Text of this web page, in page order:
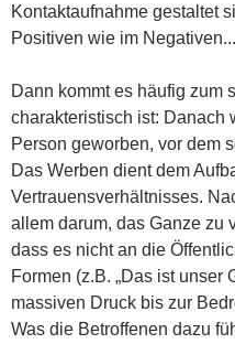
Kontaktaufnahme gestaltet
Positiven wie im Negativen...
Dann kommt es häufig zum
charakteristisch ist: Danach
Person geworben, vor dem
Das Werben dient dem
Vertrauensverhältnisses.
allem darum, das Ganze zu
dass es nicht an die
Formen (z.B. „Das ist unser
massiven Druck bis zur
Was die Betroffenen dazu